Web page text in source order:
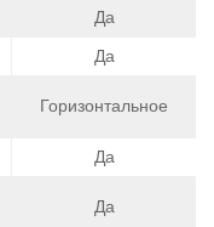
Да
Да
Горизонтальное
Да
Да